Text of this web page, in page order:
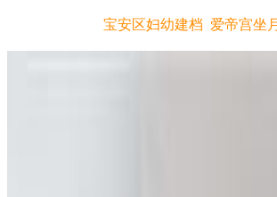
宝安区妇幼建档 爱帝宫坐